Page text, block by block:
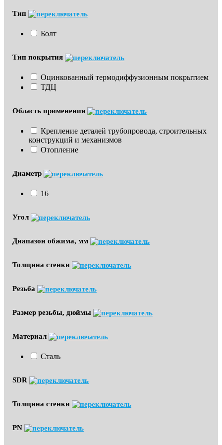
Тип
Болт
Тип покрытия
Оцинкованный термодиффузионным покрытием
ТДЦ
Область применения
Крепление деталей трубопровода, строительных
конструкций и механизмов
Отопление
Диаметр
16
Угол
Диапазон обжима, мм
Толщина стенки
Резьба
Размер резьбы, дюймы
Материал
Сталь
SDR
Толщина стенки
PN